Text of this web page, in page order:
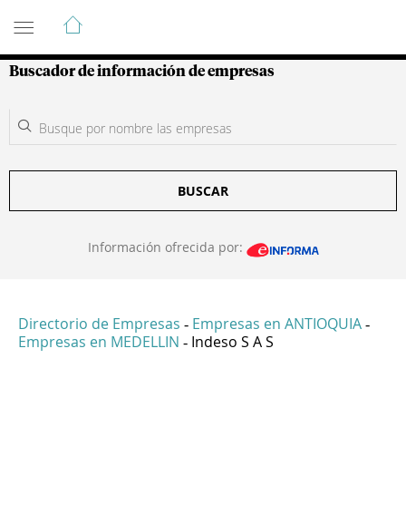
Guía de Empresas Colombianas
Buscador de información de empresas
BUSCAR
Información ofrecida por:
Directorio de Empresas - Empresas en ANTIOQUIA -
Empresas en MEDELLIN - Indeso S A S